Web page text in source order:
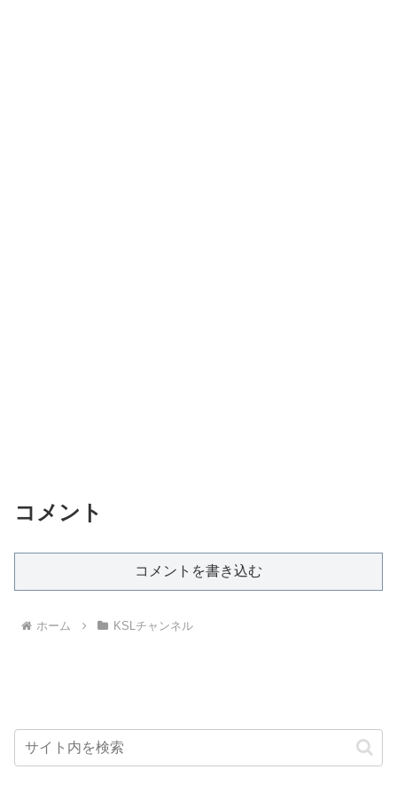
コメント
コメントを書き込む
ホーム KSLチャンネル